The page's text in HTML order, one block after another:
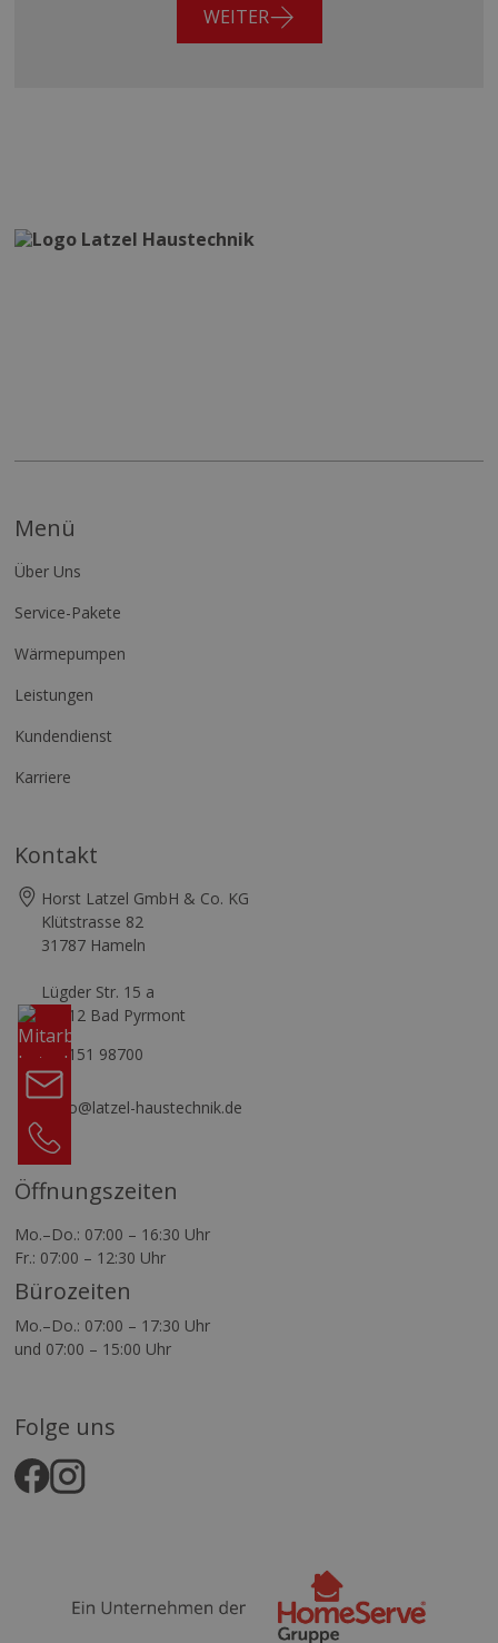
WEITER
Menü
Über Uns
Service-Pakete
Wärmepumpen
Leistungen
Kundendienst
Karriere
Kontakt
Horst Latzel GmbH & Co. KG
Klütstrasse 82
31787 Hameln
Lügder Str. 15 a
31812 Bad Pyrmont
05151 98700
info@latzel-haustechnik.de
Öffnungszeiten
Mo.–Do.: 07:00 – 16:30 Uhr
Fr.: 07:00 – 12:30 Uhr
Bürozeiten
Mo.–Do.: 07:00 – 17:30 Uhr
und 07:00 – 15:00 Uhr
Folge uns
Komm
in
unser